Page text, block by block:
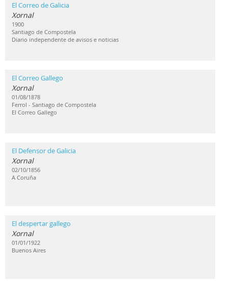
El Correo de Galicia
Xornal
1900
Santiago de Compostela
Diario independente de avisos e noticias
El Correo Gallego
Xornal
01/08/1878
Ferrol - Santiago de Compostela
El Correo Gallego
El Defensor de Galicia
Xornal
02/10/1856
A Coruña
El despertar gallego
Xornal
01/01/1922
Buenos Aires